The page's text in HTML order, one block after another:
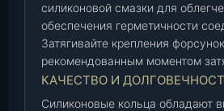
Н
(
4
0
6
-
силиконовой смазки для
обеспечения герметичности
Затягивайте крепления
рекомендованным моментом
КАЧЕСТВО И
Силиконовые кольца обладают